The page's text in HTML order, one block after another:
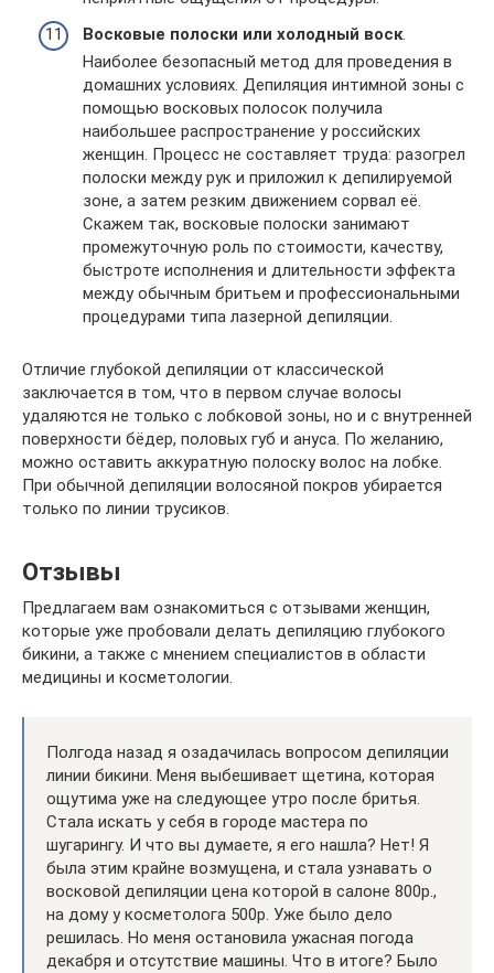
Восковые полоски или холодный воск.
Наиболее безопасный метод для проведения в
домашних условиях. Депиляция интимной зоны с
помощью восковых полосок получила
наибольшее распространение у российских
женщин. Процесс не составляет труда: разогрел
полоски между рук и приложил к депилируемой
зоне, а затем резким движением сорвал её.
Скажем так, восковые полоски занимают
промежуточную роль по стоимости, качеству,
быстроте исполнения и длительности эффекта
между обычным бритьем и профессиональными
процедурами типа лазерной депиляции.
Отличие глубокой депиляции от классической
заключается в том, что в первом случае волосы
удаляются не только с лобковой зоны, но и с внутренней
поверхности бёдер, половых губ и ануса. По желанию,
можно оставить аккуратную полоску волос на лобке.
При обычной депиляции волосяной покров убирается
только по линии трусиков.
Отзывы
Предлагаем вам ознакомиться с отзывами женщин,
которые уже пробовали делать депиляцию глубокого
бикини, а также с мнением специалистов в области
медицины и косметологии.
Полгода назад я озадачилась вопросом депиляции
линии бикини. Меня выбешивает щетина, которая
ощутима уже на следующее утро после бритья.
Стала искать у себя в городе мастера по
шугарингу. И что вы думаете, я его нашла? Нет! Я
была этим крайне возмущена, и стала узнавать о
восковой депиляции цена которой в салоне 800р.,
на дому у косметолога 500р. Уже было дело
решилась. Но меня остановила ужасная погода
декабря и отсутствие машины. Что в итоге? Было